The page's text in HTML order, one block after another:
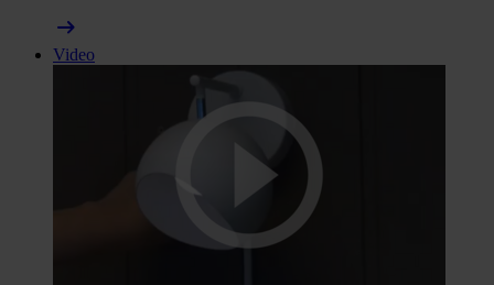
arrow_right_alt
Video